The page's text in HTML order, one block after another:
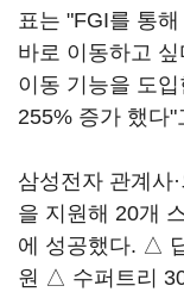
표는 "FGI를 통
바로 이동하고
이동 기능을 도
255% 증가 했다"
삼성전자 관계사
을 지원해 20개
에 성공했다. △
원 △ 수퍼트리